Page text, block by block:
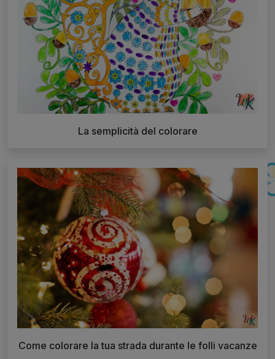
La semplicità del colorare
Come colorare la tua strada durante le folli vacanze